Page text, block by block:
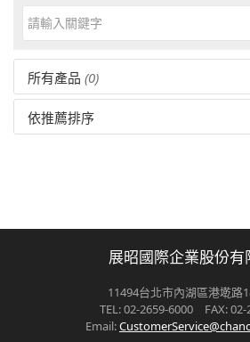
所有產品 (0)
依推薦排序
展昭國際企業股份有
11494台北市內湖區港墘路
TEL: 02-2659-6000 FAX: 02-
Email: